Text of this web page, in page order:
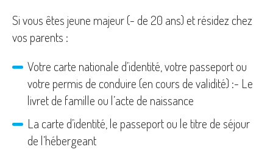
Si vous êtes jeune majeur (- de 20 ans) et résidez chez
vos parents :
Votre carte nationale d’identité, votre passeport ou
votre permis de conduire (en cours de validité) :- Le
livret de famille ou l’acte de naissance
La carte d’identité, le passeport ou le titre de séjour
de l’hébergeant